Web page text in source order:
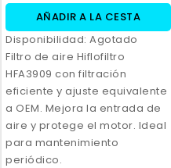
AÑADIR A LA CESTA
Disponibilidad: Agotado
Filtro de aire Hiflofiltro
HFA3909 con filtración
eficiente y ajuste equivalente
a OEM. Mejora la entrada de
aire y protege el motor. Ideal
para mantenimiento
periódico.